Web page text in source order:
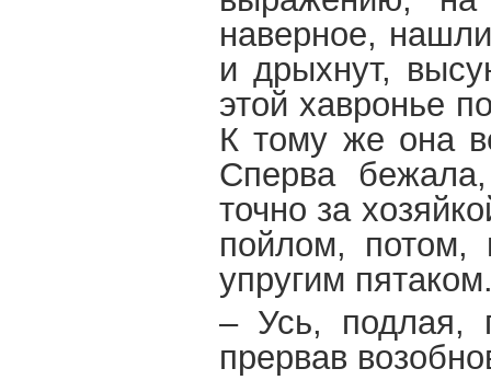
наверное,
и дрыхнут,
этой хавронье
К тому же она
Сперва
точно за
пойлом, потом,
упругим
– Усь, подлая,
прервав